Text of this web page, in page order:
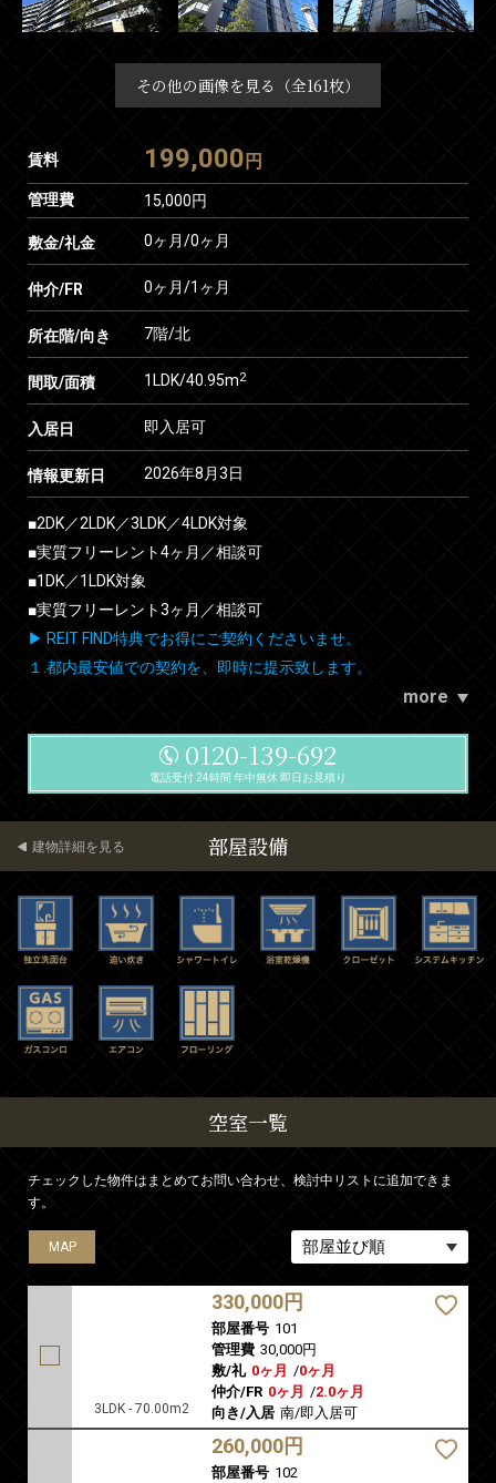
その他の画像を見る（全161枚）
賃料 199,000 円
管理費 15,000円
敷金/礼金 0ヶ月/0ヶ月
仲介/FR 0ヶ月/1ヶ月
所在階/向き 7階/北
間取/面積 1LDK/40.95m2
入居日 即入居可
情報更新日 2026年8月3日
■2DK／2LDK／3LDK／4LDK対象
■実質フリーレント4ヶ月／相談可
■1DK／1LDK対象
■実質フリーレント3ヶ月／相談可
▶ REIT FIND特典でお得にご契約くださいませ。
１.都内最安値での契約を、即時に提示致します。
more
0120-139-692
電話受付 24時間 年中無休 即日お見積り
部屋設備
建物詳細を見る
空室一覧
チェックした物件はまとめてお問い合わせ、検討中リストに追加できま
す。
MAP
3LDK - 70.00m2
330,000円
部屋番号 101
管理費 30,000円
敷/礼 0ヶ月 /0ヶ月
仲介/FR 0ヶ月 /2.0ヶ月
向き/入居 南/即入居可
MAP
260,000円
部屋番号 102
MAP
MAP
MAP
MAP
MAP
MAP
MAP
MAP
MAP
MAP
MAP
MAP
MAP
MAP
MAP
MAP
MAP
MAP
MAP
MAP
MAP
MAP
MAP
MAP
MAP
MAP
MAP
MAP
MAP
MAP
MAP
MAP
MAP
MAP
MAP
MAP
MAP
MAP
MAP
MAP
MAP
MAP
MAP
MAP
MAP
MAP
MAP
MAP
MAP
MAP
MAP
MAP
MAP
MAP
MAP
MAP
MAP
MAP
MAP
MAP
MAP
MAP
MAP
MAP
MAP
MAP
MAP
MAP
MAP
MAP
MAP
MAP
MAP
MAP
MAP
MAP
MAP
MAP
MAP
MAP
MAP
MAP
MAP
MAP
MAP
MAP
MAP
MAP
MAP
MAP
MAP
MAP
MAP
MAP
MAP
MAP
MAP
MAP
MAP
MAP
MAP
MAP
MAP
MAP
MAP
MAP
MAP
MAP
MAP
MAP
MAP
MAP
MAP
MAP
MAP
MAP
MAP
MAP
MAP
MAP
MAP
MAP
MAP
MAP
MAP
MAP
MAP
MAP
MAP
MAP
MAP
MAP
MAP
MAP
MAP
MAP
MAP
MAP
MAP
MAP
MAP
MAP
MAP
MAP
MAP
MAP
MAP
MAP
MAP
MAP
MAP
MAP
MAP
MAP
MAP
MAP
MAP
MAP
MAP
MAP
MAP
MAP
MAP
MAP
MAP
MAP
MAP
MAP
MAP
MAP
MAP
MAP
MAP
MAP
MAP
MAP
MAP
MAP
MAP
MAP
MAP
MAP
MAP
MAP
MAP
MAP
MAP
MAP
MAP
MAP
MAP
MAP
MAP
MAP
MAP
MAP
MAP
MAP
MAP
MAP
MAP
MAP
MAP
MAP
MAP
MAP
MAP
MAP
MAP
MAP
MAP
MAP
MAP
MAP
MAP
MAP
MAP
MAP
MAP
MAP
MAP
MAP
MAP
MAP
MAP
MAP
MAP
MAP
MAP
MAP
MAP
MAP
MAP
MAP
MAP
MAP
MAP
MAP
MAP
MAP
MAP
MAP
MAP
MAP
MAP
MAP
MAP
MAP
MAP
MAP
MAP
MAP
MAP
MAP
MAP
MAP
MAP
MAP
MAP
MAP
MAP
MAP
MAP
MAP
MAP
MAP